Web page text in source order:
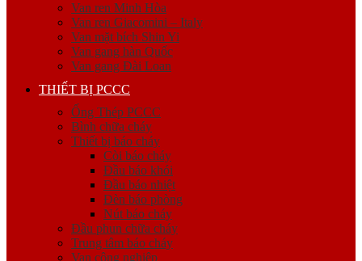
Van ren Minh Hòa
Van ren Giacomini – Italy
Van mặt bích Shin Yi
Van gang hàn Quốc
Van gang Đài Loan
THIẾT BỊ PCCC
Ống Thép PCCC
Bình chữa cháy
Thiết bị báo cháy
Còi báo cháy
Đầu báo khói
Đầu báo nhiệt
Đèn báo phòng
Nút báo cháy
Đầu phun chữa cháy
Trung tâm báo cháy
Van công nghiệp